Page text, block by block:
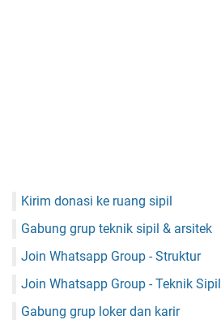
Kirim donasi ke ruang sipil
Gabung grup teknik sipil & arsitek
Join Whatsapp Group - Struktur
Join Whatsapp Group - Teknik Sipil
Gabung grup loker dan karir